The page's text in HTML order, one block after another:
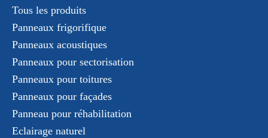
Tous les produits
Panneaux frigorifique
Panneaux acoustiques
Panneaux pour sectorisation
Panneaux pour toitures
Panneaux pour façades
Panneau pour réhabilitation
Eclairage naturel